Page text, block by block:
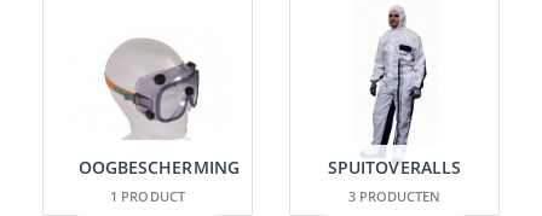
OOGBESCHERMING
1 PRODUCT
SPUITOVERALLS
3 PRODUCTEN